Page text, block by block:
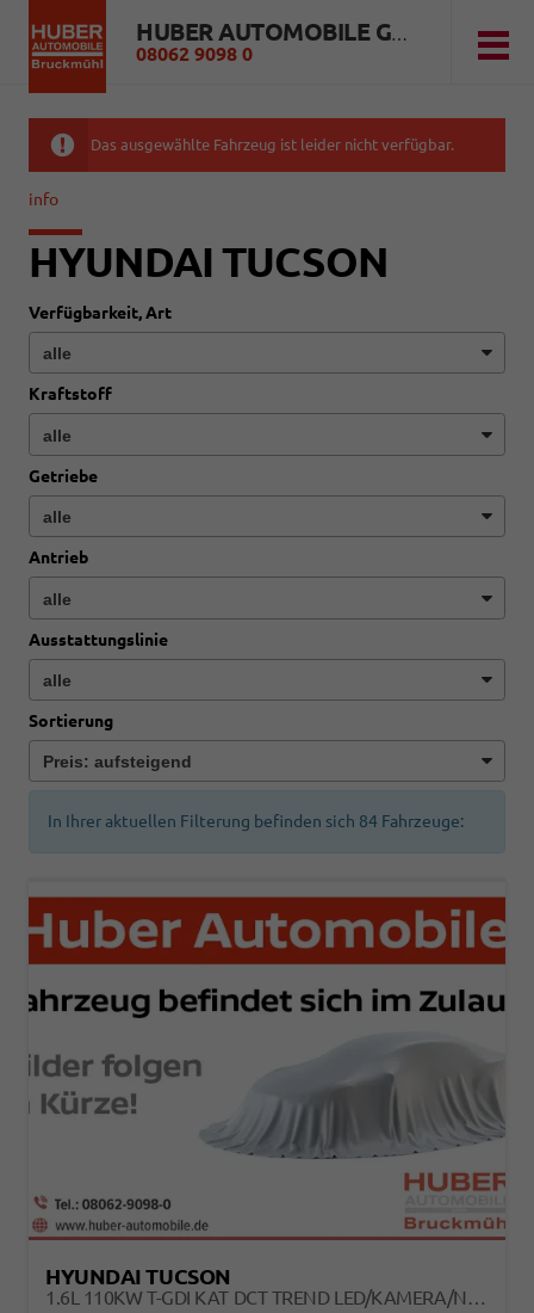
HUBER AUTOMOBILE GMBH
08062 9098 0
Das ausgewählte Fahrzeug ist leider nicht verfügbar.
info
HYUNDAI TUCSON
Verfügbarkeit, Art
Kraftstoff
Getriebe
Antrieb
Ausstattungslinie
Sortierung
In Ihrer aktuellen Filterung befinden sich 84 Fahrzeuge:
HYUNDAI TUCSON
1.6L 110KW T-GDI KAT DCT TREND LED/KAMERA/NAVI